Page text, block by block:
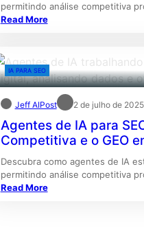
permitindo análise competitiva
Read More
IA PARA SEO
Jeff AIPost 2 de julho de 2025
Agentes de IA para
Competitiva e o GEO
Descubra como agentes de IA
permitindo análise competitiva
Read More